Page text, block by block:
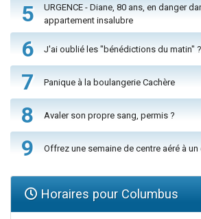
5
URGENCE - Diane, 80 ans, en danger
appartement insalubre
6 J'ai oublié les "bénédictions du matin"
7 Panique à la boulangerie Cachère
8 Avaler son propre sang, permis ?
9 Offrez une semaine de centre aéré à
Horaires pour Columbus